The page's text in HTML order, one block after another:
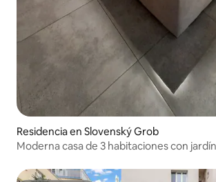
Residencia en Slovenský Grob
Moderna casa de 3 habitaciones con